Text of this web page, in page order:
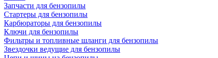
Запчасти для бензопилы
Стартеры для бензопилы
Карбюраторы для бензопилы
Ключи для бензопилы
Фильтры и топливные шланги для бензопилы
Звездочки ведущие для бензопилы